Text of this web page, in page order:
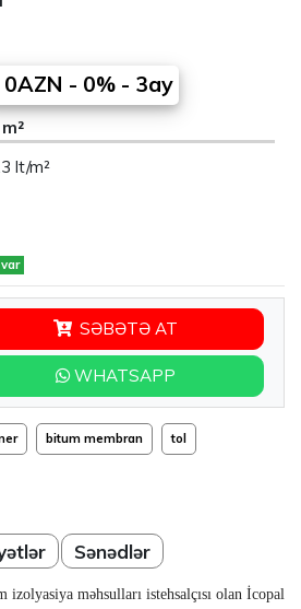
0AZN - 0% - 3ay
lt/m²
SƏBƏTƏ AT
WHATSAPP
bitum membran tol
Sənədlər
izolyasiya məhsulları istehsalçısı olan İcopal